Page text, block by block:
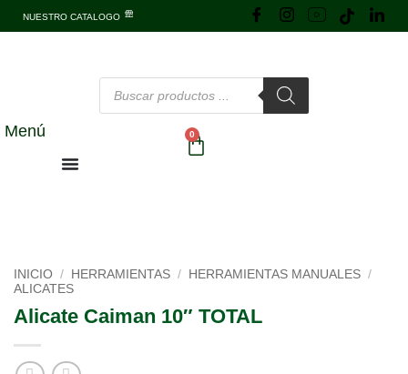
NUESTRO CATALOGO
Menú 0
INICIO / HERRAMIENTAS / HERRAMIENTAS MANUALES /
ALICATES
Alicate Caiman 10″ TOTAL